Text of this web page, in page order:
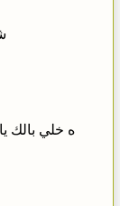
ه خلي بالك